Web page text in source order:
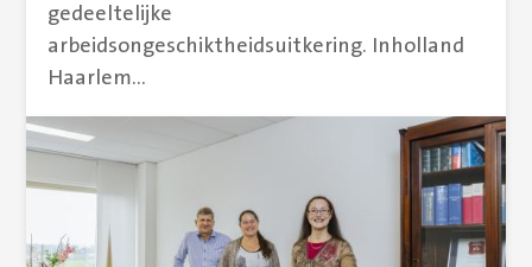
gedeeltelijke
arbeidsongeschiktheidsuitkering. Inholland
Haarlem...